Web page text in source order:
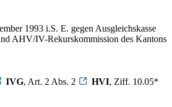
1993 i.S. E. gegen Ausgleichskasse
AHV/IV-Rekurskommission des Kantons
IVG, Art. 2 Abs. 2 HVI, Ziff. 10.05*